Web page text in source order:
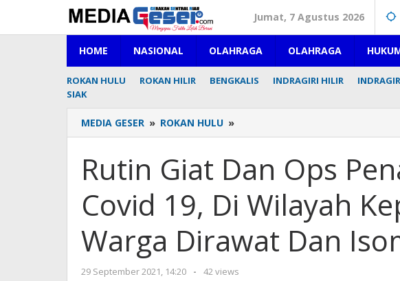
konten
Jumat, 7 Agustus 2026
HOME NASIONAL OLAHRAGA OLAHRAGA
ROKAN HULU ROKAN HILIR BENGKALIS INDRAGIRI HILIR
SIAK
MEDIA GESER » ROKAN HULU »
Giat
Ops
Penanggulangan
Covid
19,
Wilayah
Kepenuhan
Nihil
Rutin Giat Dan Ops
Covid 19, Di Wilayah
Warga Dirawat Dan
29 September 2021, 14:20
oleh
-
42 views